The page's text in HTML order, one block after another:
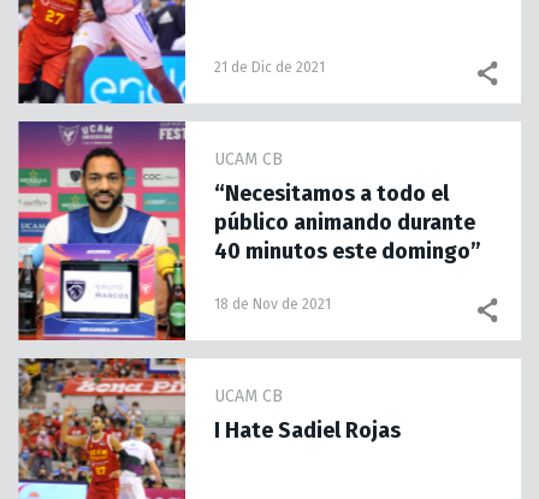
21 de Dic de 2021
UCAM CB
“Necesitamos a todo el
público animando durante
40 minutos este domingo”
18 de Nov de 2021
UCAM CB
I Hate Sadiel Rojas